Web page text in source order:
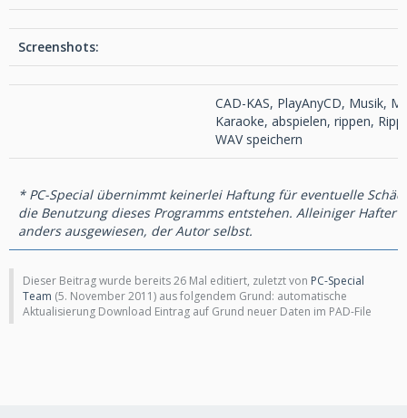
Screenshots:
CAD-KAS, PlayAnyCD, Musik,
Karaoke, abspielen, rippen,
WAV speichern
* PC-Special übernimmt keinerlei Haftung für eventuelle
die Benutzung dieses Programms entstehen. Alleiniger Hafter
anders ausgewiesen, der Autor selbst.
Dieser Beitrag wurde bereits 26 Mal editiert, zuletzt von PC-Special
Team (5. November 2011) aus folgendem Grund: automatische
Aktualisierung Download Eintrag auf Grund neuer Daten im PAD-File